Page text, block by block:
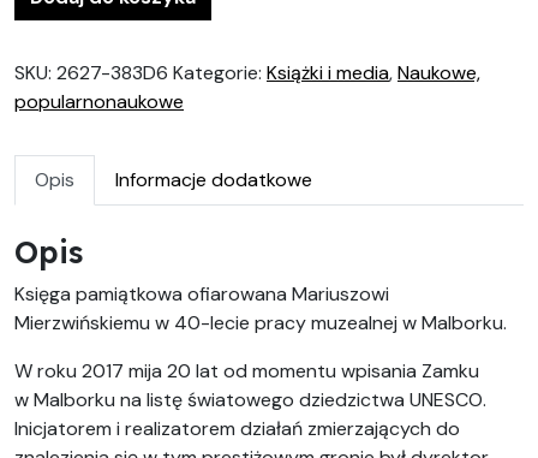
SKU: 2627-383D6 Kategorie: Książki i media,Naukowe,
popularnonaukowe
Opis Informacje dodatkowe
Opis
Księga pamiątkowa ofiarowana Mariuszowi
Mierzwińskiemu w 40-lecie pracy muzealnej w Malborku.
W roku 2017 mija 20 lat od momentu wpisania Zamku
w Malborku na listę światowego dziedzictwa UNESCO.
Inicjatorem i realizatorem działań zmierzających do